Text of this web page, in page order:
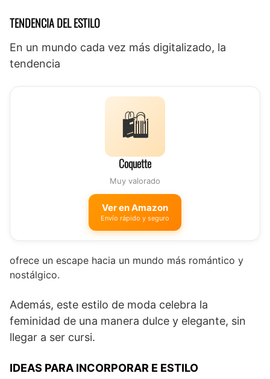
TENDENCIA DEL ESTILO
En un mundo cada vez más digitalizado, la
tendencia
🛍️
Coquette
Muy valorado
Ver en Amazon
Envío rápido y seguro
ofrece un escape hacia un mundo más romántico y
nostálgico.
Además, este estilo de moda celebra la
feminidad de una manera dulce y elegante, sin
llegar a ser cursi.
IDEAS PARA INCORPORAR E ESTILO